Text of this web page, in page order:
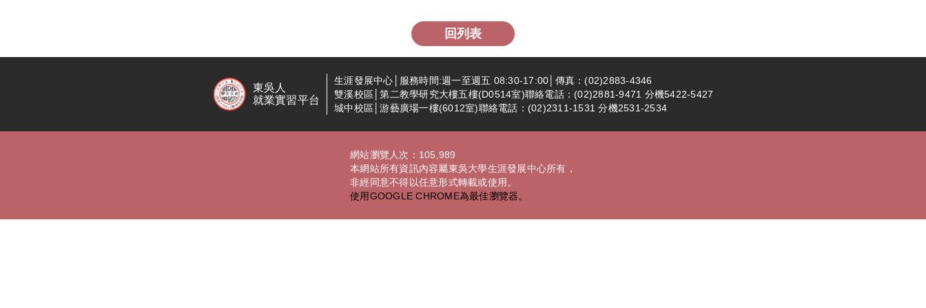
回列表
東吳人
就業實習平台
生涯發展中心│服務時間:週一至週五 08:30-17:00│傳真：(02)2883-4346
雙溪校區│第二教學研究大樓五樓(D0514室)聯絡電話：(02)2881-9471 分機5422-5427
城中校區│游藝廣場一樓(6012室)聯絡電話：(02)2311-1531 分機2531-2534
網站瀏覽人次：105,989
本網站所有資訊內容屬東吳大學生涯發展中心所有，
非經同意不得以任意形式轉載或使用。
使用GOOGLE CHROME為最佳瀏覽器。